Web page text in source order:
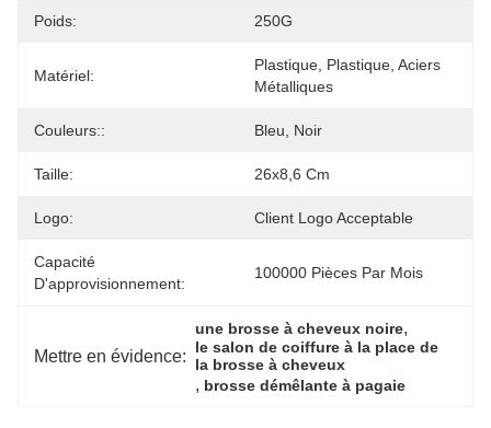
Poids: 250G
Matériel:
Plastique, Plastique, Aciers
Métalliques
Couleurs:: Bleu, Noir
Taille: 26x8,6 Cm
Logo: Client Logo Acceptable
Capacité
D'approvisionnement:
100000 Pièces Par Mois
Mettre en évidence:
une brosse à cheveux noire,
le salon de coiffure à la place de
la brosse à cheveux
, brosse démêlante à pagaie